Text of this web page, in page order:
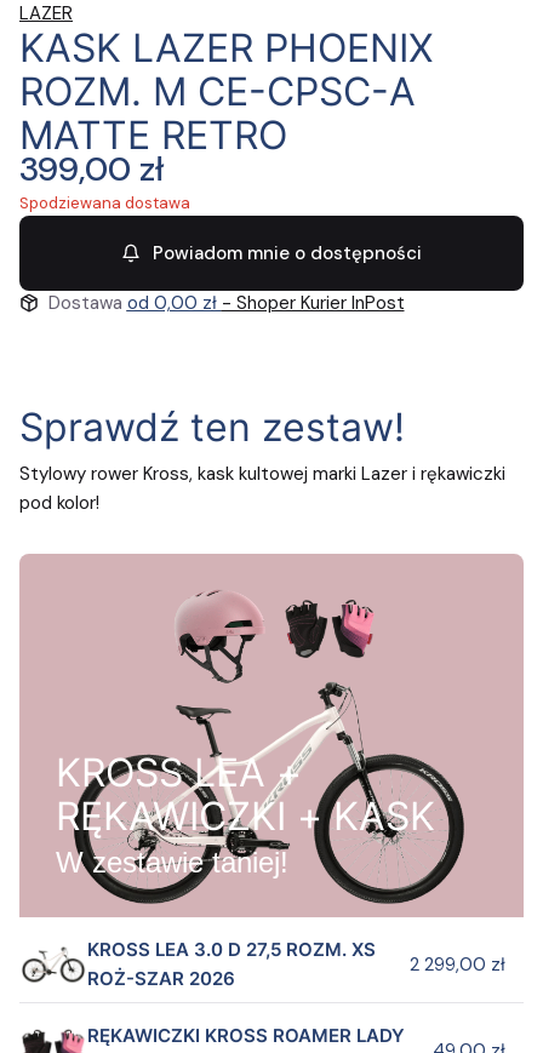
LAZER
KASK LAZER PHOENIX
ROZM. M CE-CPSC-A
MATTE RETRO
Cena
399,00 zł
Spodziewana dostawa
Powiadom mnie o dostępności
Dostawa od 0,00 zł - Shoper Kurier InPost
Sprawdź ten zestaw!
Stylowy rower Kross, kask kultowej marki Lazer i rękawiczki
pod kolor!
KROSS LEA +
RĘKAWICZKI + KASK
W zestawie taniej!
KROSS LEA 3.0 D 27,5 ROZM. XS
ROŻ-SZAR 2026
2 299,00 zł
RĘKAWICZKI KROSS ROAMER LADY